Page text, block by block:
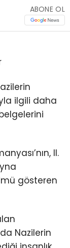
ABONE OL
ilgili daha
II.
gösteren
Nazilerin